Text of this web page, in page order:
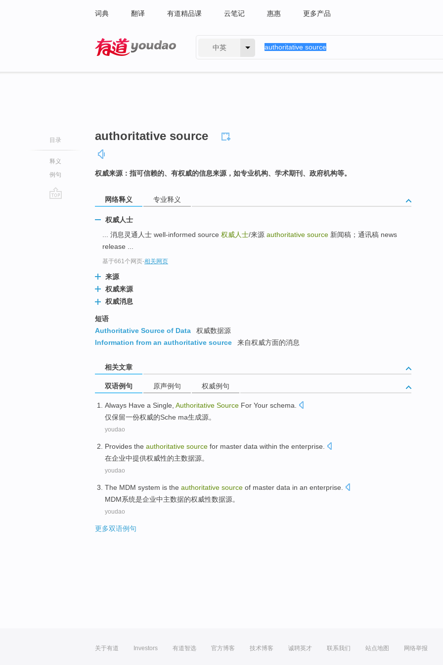
词典 翻译 有道精品课 云笔记 惠惠 更多产品
中英
目录
释义
例句
authoritative source
权威来源：指可信赖的、有权威的信息来源，如专业机构、学术期刊、政府机构等。
网络释义 专业释义
权威人士
... 消息灵通人士 well-informed source 权威人士/来源 authoritative source 新闻稿；通讯稿 news
release ...
基于661个网页-相关网页
来源
权威来源
权威消息
短语
Authoritative Source of Data
权威数据源
Information from an authoritative source
来自权威方面的消息
相关文章
双语例句 原声例句 权威例句
Always Have a Single, Authoritative Source For Your schema.
仅保留一份权威的Sche ma生成源。
youdao
Provides the authoritative source for master data within the enterprise
在企业中提供权威性的主数据源。
youdao
The MDM system is the authoritative source of master data in an enterprise
MDM系统是企业中主数据的权威性数据源。
youdao
更多双语例句
关于有道 Investors 有道智选 官方博客 技术博客 诚聘英才 联系我们 站点地图 网络举报